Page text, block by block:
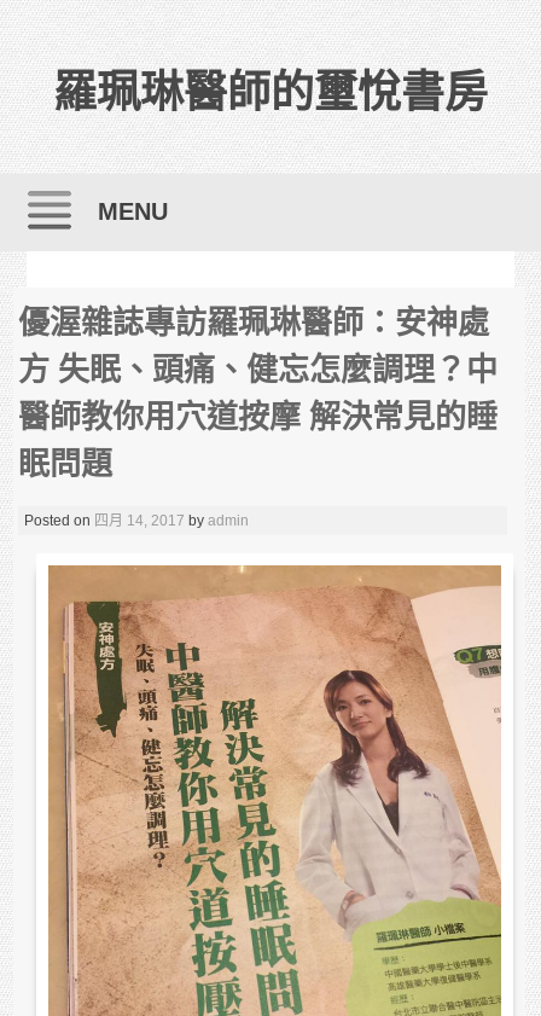
羅珮琳醫師的璽悅書房
MENU
優渥雜誌專訪羅珮琳醫師：安神處
方 失眠、頭痛、健忘怎麼調理？中
醫師教你用穴道按摩 解決常見的睡
眠問題
Posted on 四月 14, 2017 byadmin